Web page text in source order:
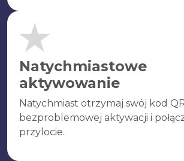
Natychmiastowe
aktywowanie
Natychmiast otrzymaj swój kod
bezproblemowej aktywacji i
przylocie.